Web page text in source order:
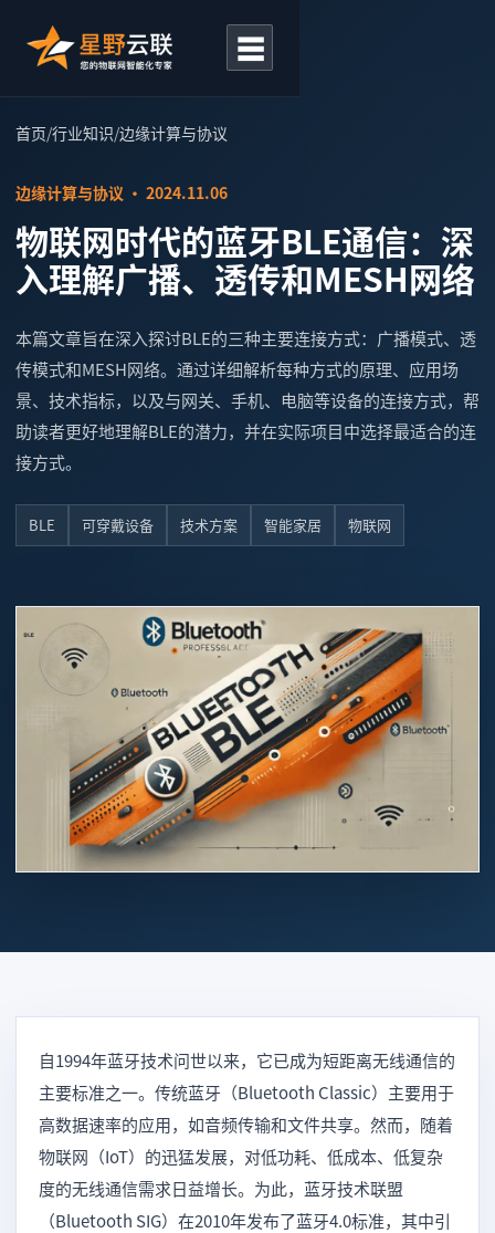
☰
首页/行业知识/边缘计算与协议
边缘计算与协议 · 2024.11.06
物联网时代的蓝牙BLE通信：深
入理解广播、透传和MESH网络
本篇文章旨在深入探讨BLE的三种主要连接方式：广播模式、透
传模式和MESH网络。通过详细解析每种方式的原理、应用场
景、技术指标，以及与网关、手机、电脑等设备的连接方式，帮
助读者更好地理解BLE的潜力，并在实际项目中选择最适合的连
接方式。
BLE 可穿戴设备 技术方案 智能家居 物联网
自1994年蓝牙技术问世以来，它已成为短距离无线通信的
主要标准之一。传统蓝牙（Bluetooth Classic）主要用于
高数据速率的应用，如音频传输和文件共享。然而，随着
物联网（IoT）的迅猛发展，对低功耗、低成本、低复杂
度的无线通信需求日益增长。为此，蓝牙技术联盟
（Bluetooth SIG）在2010年发布了蓝牙4.0标准，其中引